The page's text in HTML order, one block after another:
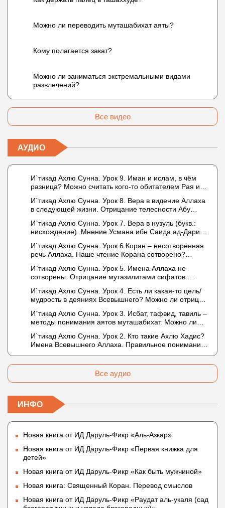
Можно ли переводить муташабихат аяты?
Кому полагается закат?
Можно ли заниматься экстремальными видами
развлечений?
Все видео
АУДИО
И`тикад Ахлю Сунна. Урок 9. Иман и ислам, в чём
разница? Можно считать кого-то обитателем Рая или
И`тикад Ахлю Сунна. Урок 8. Вера в видение Аллаха
в следующей жизни. Отрицание телесности Абу
Усмана ибн Саида ад-Дарими. Иман – это слова,
дела и познание
И`тикад Ахлю Сунна. Урок 7. Вера в нузуль (букв.:
нисхождение). Мнение Усмана ибн Саида ад-Дарими
описывается физическим движением?
И`тикад Ахлю Сунна. Урок 6.Коран – несотворённая
речь Аллаха. Наше чтение Корана сотворено?
И`тикад Ахлю Сунна. Урок 5. Имена Аллаха не
сотворены. Отрицание мутазилитами сифатов.
И`тикад Ахлю Сунна. Урок 4. Есть ли какая-то цель/
мудрость в деяниях Всевышнего? Можно ли отрицать
не пришло в Коране и Сунне? Концепция ибн
Таймийи
И`тикад Ахлю Сунна. Урок 3. Исбат, тафвид, тавиль –
методы понимания аятов муташабихат. Можно ли
Что означает утверждение сифата «биля кейфа»
(без образа)?
И`тикад Ахлю Сунна. Урок 2. Кто такие Ахлю Хадис?
Имена Всевышнего Аллаха. Правильное понимание
Все аудио
ИНФО
Новая книга от ИД Даруль-Фикр «Аль-Азкар»
Новая книга от ИД Даруль-Фикр «Первая книжка для
детей»
Новая книга от ИД Даруль-Фикр «Как быть мужчиной»
Новая книга: Священный Коран. Перевод смыслов
Новая книга от ИД Даруль-Фикр «Раудат аль-укаля (cад